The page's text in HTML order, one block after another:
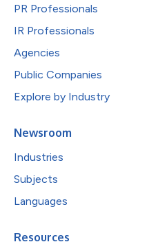
PR Professionals
IR Professionals
Agencies
Public Companies
Explore by Industry
Newsroom
Industries
Subjects
Languages
Resources